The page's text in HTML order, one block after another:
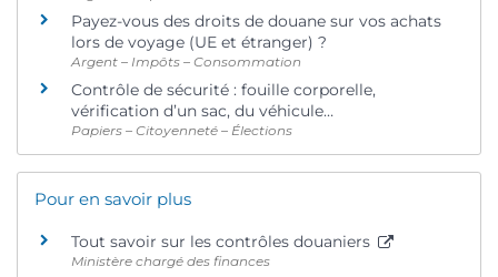
Payez-vous des droits de douane sur vos achats
lors de voyage (UE et étranger) ?
Argent – Impôts – Consommation
Contrôle de sécurité : fouille corporelle,
vérification d’un sac, du véhicule…
Papiers – Citoyenneté – Élections
Pour en savoir plus
Tout savoir sur les contrôles douaniers
Ministère chargé des finances